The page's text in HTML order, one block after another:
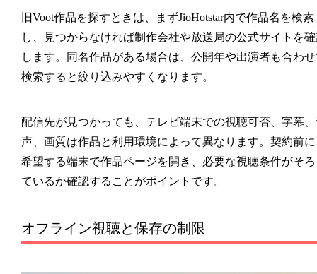
旧Voot作品を探すときは、まずJioHotstar内で作品名を検索
し、見つからなければ制作会社や放送局の公式サイトを
します。同名作品がある場合は、公開年や出演者も合わ
検索すると絞り込みやすくなります。
配信先が見つかっても、テレビ端末での視聴可否、字幕
声、画質は作品と利用環境によって異なります。契約前
希望する端末で作品ページを開き、必要な視聴条件がそ
ているか確認することがポイントです。
オフライン視聴と保存の制限